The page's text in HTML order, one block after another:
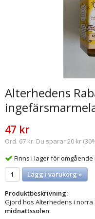
Alterhedens
47 kr
Ord. 67 kr. Du sparar 20 kr
Finns i lager för
Lägg i varukorg »
Produktbeskrivning:
Gjord hos Alterhedens i
midnattssolen.